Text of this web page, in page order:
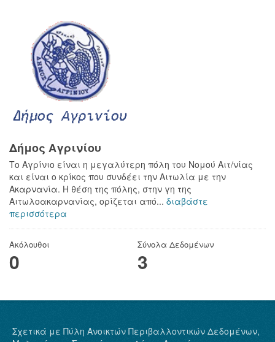
Δήμος Αγρινίου
Το Αγρίνιο είναι η μεγαλύτερη πόλη του Νομού Αιτ/νίας
και είναι ο κρίκος που συνδέει την Αιτωλία με την
Ακαρνανία. Η θέση της πόλης, στην γη της
Αιτωλοακαρνανίας, ορίζεται από... διαβάστε
περισσότερα
Ακόλουθοι
0
Σύνολα Δεδομένων
3
Σχετικά με Πύλη Ανοικτών Περιβαλλοντικών Δεδομένων,